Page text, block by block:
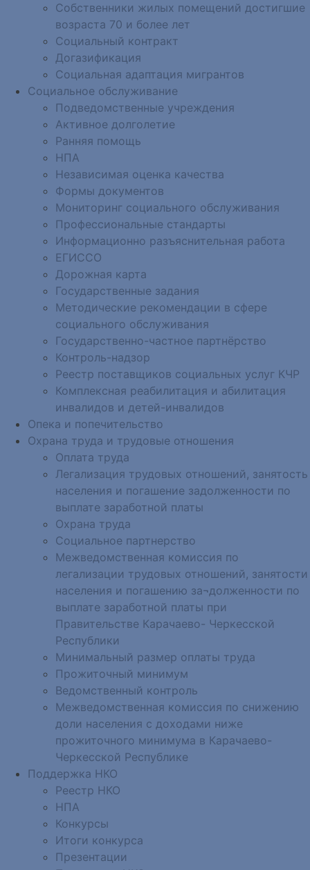
Собственники жилых помещений достигшие
возраста 70 и более лет
Социальный контракт
Догазификация
Социальная адаптация мигрантов
Социальное обслуживание
Подведомственные учреждения
Активное долголетие
Ранняя помощь
НПА
Независимая оценка качества
Формы документов
Мониторинг социального обслуживания
Профессиональные стандарты
Информационно разъяснительная работа
ЕГИССО
Дорожная карта
Государственные задания
Методические рекомендации в сфере
социального обслуживания
Государственно-частное партнёрство
Контроль-надзор
Реестр поставщиков социальных услуг КЧР
Комплексная реабилитация и абилитация
инвалидов и детей-инвалидов
Опека и попечительство
Охрана труда и трудовые отношения
Оплата труда
Легализация трудовых отношений, занятость
населения и погашение задолженности по
выплате заработной платы
Охрана труда
Социальное партнерство
Межведомственная комиссия по
легализации трудовых отношений, занятости
населения и погашению за¬долженности по
выплате заработной платы при
Правительстве Карачаево- Черкесской
Республики
Минимальный размер оплаты труда
Прожиточный минимум
Ведомственный контроль
Межведомственная комиссия по снижению
доли населения с доходами ниже
прожиточного минимума в Карачаево-
Черкесской Республике
Поддержка НКО
Реестр НКО
НПА
Конкурсы
Итоги конкурса
Презентации